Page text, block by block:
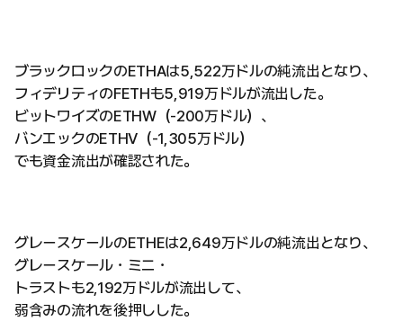
ブラックロックのETHAは5,522万ドルの純流出となり、
フィデリティのFETHも5,919万ドルが流出した。
ビットワイズのETHW（-200万ドル）、
バンエックのETHV（-1,305万ドル）
でも資金流出が確認された。
グレースケールのETHEは2,649万ドルの純流出となり、
グレースケール・ミニ・
トラストも2,192万ドルが流出して、
弱含みの流れを後押しした。